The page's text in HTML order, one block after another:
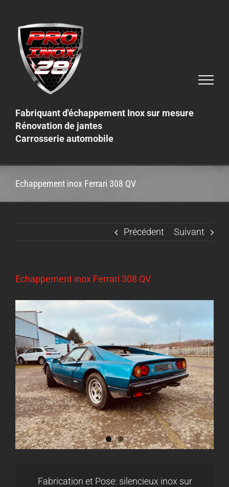
content
Fabriquant d'échappement Inox sur mesure
Rénovation de jantes
Carrosserie automobile
Echappement inox Ferrari 308 QV
Précédent Suivant
Echappement inox Ferrari 308 QV
Fabrication et Pose: silencieux inox sur